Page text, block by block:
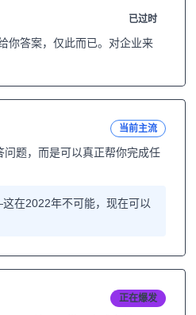
已过时
你答案，仅此而已。对企业来
当前主流
题，而是可以真正帮你完成任
在2022年不可能，现在可以
正在爆发